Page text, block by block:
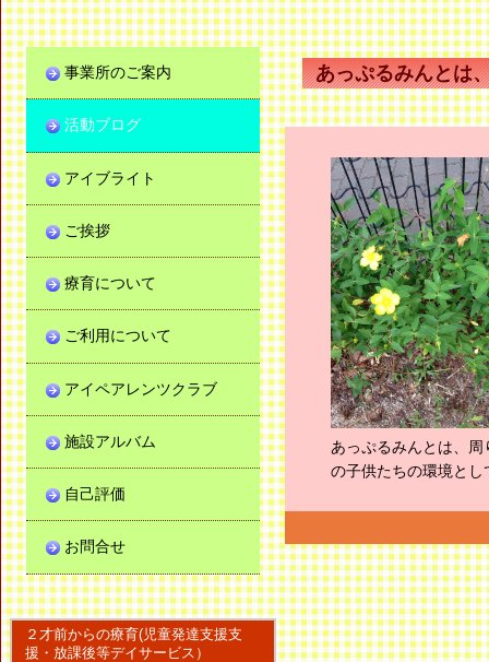
あっぷるみんとは
あっぷるみんとは、
の子供たちの環境と
事業所のご案内
活動ブログ
アイブライト
ご挨拶
療育について
ご利用について
アイペアレンツクラブ
施設アルバム
自己評価
お問合せ
２才前からの療育(児童発達支援支
援・放課後等デイサービス）